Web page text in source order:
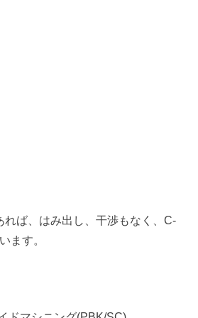
れば、はみ出し、干渉もなく、C-
ます。